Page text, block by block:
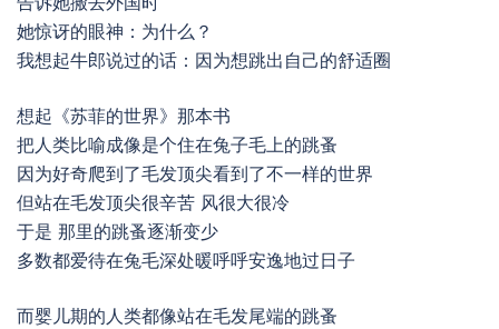
她惊讶的眼神：为什么？
我想起牛郎说过的话：因为想跳出自己的舒适圈
想起《苏菲的世界》那本书
把人类比喻成像是个住在兔子毛上的跳蚤
因为好奇爬到了毛发顶尖看到了不一样的世界
但站在毛发顶尖很辛苦 风很大很冷
于是 那里的跳蚤逐渐变少
多数都爱待在兔毛深处暖呼呼安逸地过日子
而婴儿期的人类都像站在毛发尾端的跳蚤